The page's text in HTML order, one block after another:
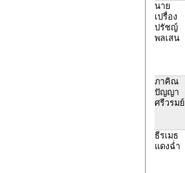
นาย
เปรื่อง
ปรัชญ์
พลเสน
ภาคิณ
ปัญญา
ศรีวรมย์
ธีรเมธ
แดงฉ่ำ